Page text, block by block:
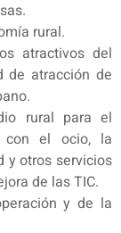
rural.
atractivos del
de atracción de
rural para el
con el ocio, la
y otros servicios
de las TIC.
y de la